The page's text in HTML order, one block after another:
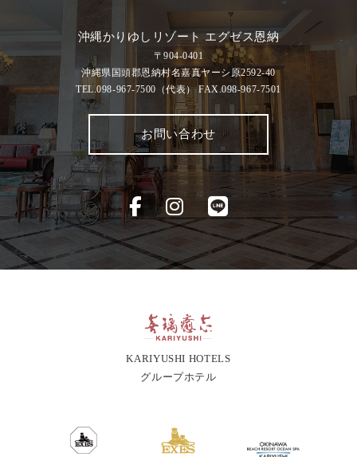
沖縄かりゆしリゾート エグゼス恩納
〒904-0401
沖縄県国頭郡恩納村名嘉真ヤーシ原2592-40
TEL.098-967-7500 （代表）FAX.098-967-7501
お問い合わせ
KARIYUSHI HOTELS
グループホテル